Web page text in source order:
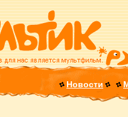
Новости